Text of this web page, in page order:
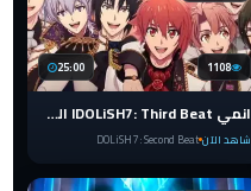
25:00 1108
انمي IDOLiSH7: Third Beat الضربة الثالثة الحلقة 1 مترجمة
شاهد الآنDOLiSH7 : Second Beat